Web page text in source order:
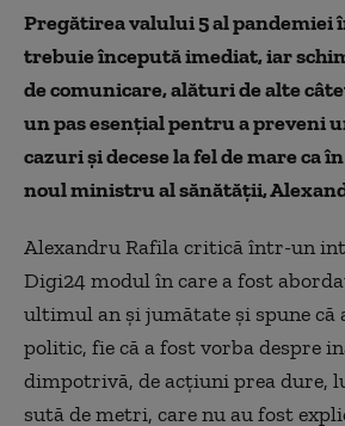
Pregătirea valului 5 al pandemiei
trebuie începută imediat, iar
de comunicare, alături de alte
un pas esențial pentru a preveni
cazuri și decese la fel de mare ca
noul ministru al sănătății,
Alexandru Rafila critică într-un
Digi24 modul în care a fost
ultimul an și jumătate și spune
politic, fie că a fost vorba despre
dimpotrivă, de acțiuni prea dure,
sută de metri, care nu au fost